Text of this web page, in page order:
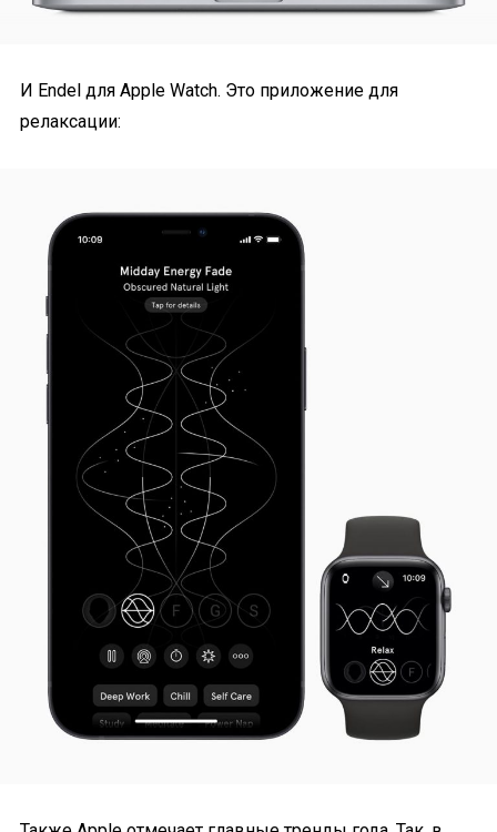
И Endel для Apple Watch. Это приложение для
релаксации: